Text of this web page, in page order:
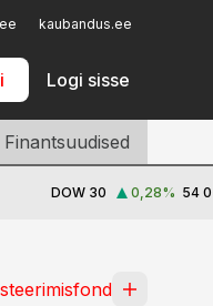
kaubandus.ee
Logi sisse
DOW 30 0,28% 54